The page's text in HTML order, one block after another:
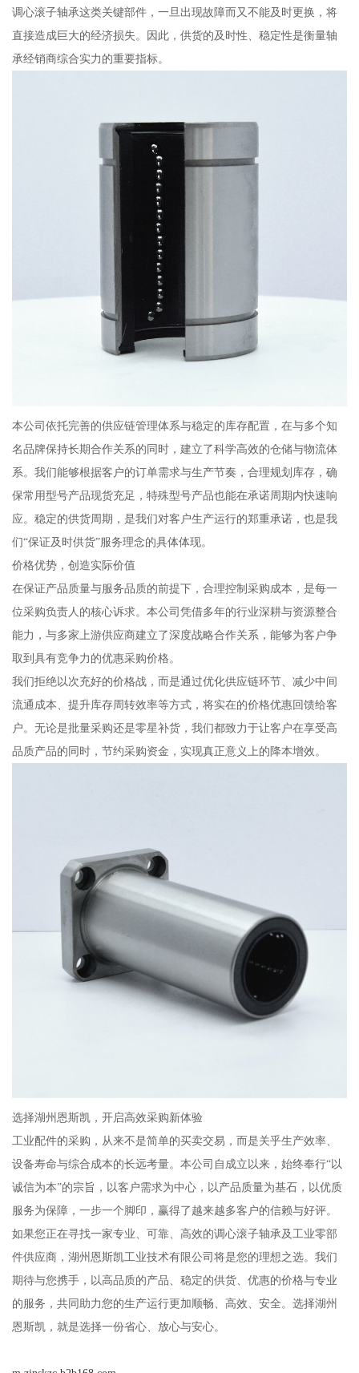
调心滚子轴承这类关键部件，一旦出现故障而又不能及时更换，将
直接造成巨大的经济损失。因此，供货的及时性、稳定性是衡量轴
承经销商综合实力的重要指标。
本公司依托完善的供应链管理体系与稳定的库存配置，在与多个知
名品牌保持长期合作关系的同时，建立了科学高效的仓储与物流体
系。我们能够根据客户的订单需求与生产节奏，合理规划库存，确
保常用型号产品现货充足，特殊型号产品也能在承诺周期内快速响
应。稳定的供货周期，是我们对客户生产运行的郑重承诺，也是我
们“保证及时供货”服务理念的具体体现。
价格优势，创造实际价值
在保证产品质量与服务品质的前提下，合理控制采购成本，是每一
位采购负责人的核心诉求。本公司凭借多年的行业深耕与资源整合
能力，与多家上游供应商建立了深度战略合作关系，能够为客户争
取到具有竞争力的优惠采购价格。
我们拒绝以次充好的价格战，而是通过优化供应链环节、减少中间
流通成本、提升库存周转效率等方式，将实在的价格优惠回馈给客
户。无论是批量采购还是零星补货，我们都致力于让客户在享受高
品质产品的同时，节约采购资金，实现真正意义上的降本增效。
选择湖州恩斯凯，开启高效采购新体验
工业配件的采购，从来不是简单的买卖交易，而是关乎生产效率、
设备寿命与综合成本的长远考量。本公司自成立以来，始终奉行“以
诚信为本”的宗旨，以客户需求为中心，以产品质量为基石，以优质
服务为保障，一步一个脚印，赢得了越来越多客户的信赖与好评。
如果您正在寻找一家专业、可靠、高效的调心滚子轴承及工业零部
件供应商，湖州恩斯凯工业技术有限公司将是您的理想之选。我们
期待与您携手，以高品质的产品、稳定的供货、优惠的价格与专业
的服务，共同助力您的生产运行更加顺畅、高效、安全。选择湖州
恩斯凯，就是选择一份省心、放心与安心。